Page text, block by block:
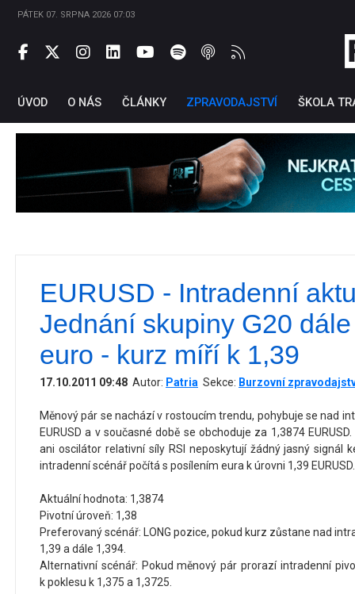
PÁTEK 07. SRPNA 2026 07:03
ÚVOD O NÁS ČLÁNKY ZPRAVODAJSTVÍ ŠKOLA
EURUSD - Intradenní
Jednání skupiny G20
euro - kurz míří k 1,39
17.10.2011 09:48 Autor: Patria Sekce: Burzovní
Měnový pár se nachází v rostoucím trendu, pohybuje se nad
EURUSD a v současné době se obchoduje za 1,3874
ani oscilátor relativní síly RSI neposkytují žádný jasný signál
intradenní scénář počítá s posílením eura k úrovni 1,39 EURUSD.
Aktuální hodnota: 1,3874
Pivotní úroveň: 1,38
Preferovaný scénář: LONG pozice, pokud kurz zůstane nad
1,39 a dále 1,394.
Alternativní scénář: Pokud měnový pár prorazí intradenní
k poklesu k 1,375 a 1,3725.